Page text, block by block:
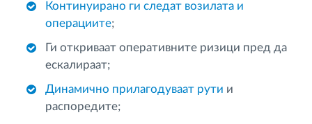
Континуирано ги следат возилата и
операциите;
Ги откриваат оперативните ризици пред да
ескалираат;
Динамично прилагодуваат рути и
распоредите;